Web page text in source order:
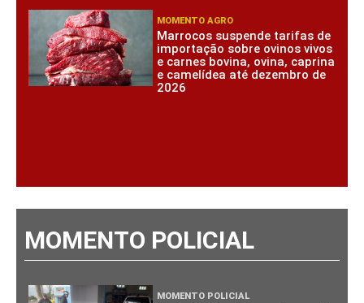
MOMENTO AGRO
Marrocos suspende tarifas de
importação sobre ovinos vivos
e carnes bovina, ovina, caprina
e camelídea até dezembro de
2026
MOMENTO POLICIAL
MOMENTO POLICIAL